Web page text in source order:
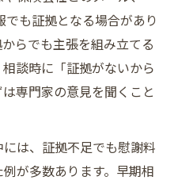
も証拠となる場合があり
らでも主張を組み立てる
談時に「証拠がないから
専門家の意見を聞くこと
は、証拠不足でも慰謝料
が多数あります。早期相